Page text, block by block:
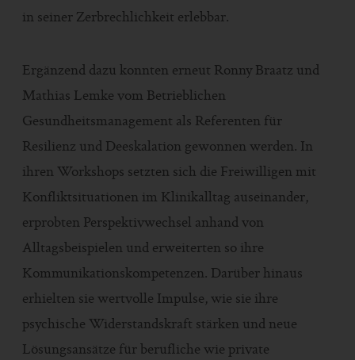
in seiner Zerbrechlichkeit erlebbar.
Ergänzend dazu konnten erneut Ronny Braatz und
Mathias Lemke vom Betrieblichen
Gesundheitsmanagement als Referenten für
Resilienz und Deeskalation gewonnen werden. In
ihren Workshops setzten sich die Freiwilligen mit
Konfliktsituationen im Klinikalltag auseinander,
erprobten Perspektivwechsel anhand von
Alltagsbeispielen und erweiterten so ihre
Kommunikationskompetenzen. Darüber hinaus
erhielten sie wertvolle Impulse, wie sie ihre
psychische Widerstandskraft stärken und neue
Lösungsansätze für berufliche wie private